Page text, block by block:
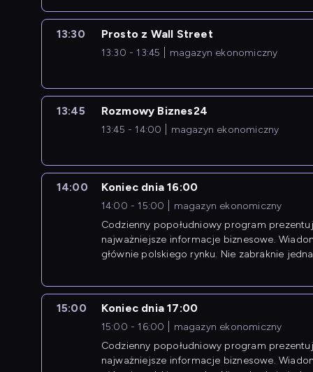
13:30 Prosto z Wall Street
13:30 - 13:45 magazyn ekonomiczny
13:45 Rozmowy Biznes24
13:45 - 14:00 magazyn ekonomiczny
14:00 Koniec dnia 16:00
14:00 - 15:00
magazyn ekonomiczny
Codzienny popołudniowy program
najważniejsze informacje biznesowe.
głównie polskiego rynku. Nie zabraknie
15:00 Koniec dnia 17:00
15:00 - 16:00
magazyn ekonomiczny
Codzienny popołudniowy program
najważniejsze informacje biznesowe.